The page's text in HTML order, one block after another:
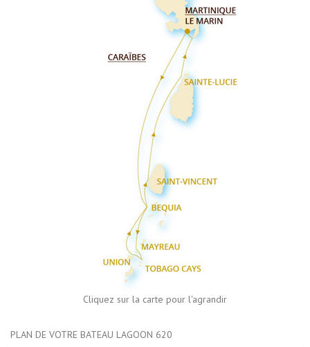
Cliquez sur la carte pour l'agrandir
PLAN DE VOTRE BATEAU LAGOON 620